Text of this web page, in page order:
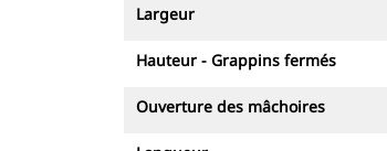
Largeur
Hauteur - Grappins fermés
Ouverture des mâchoires